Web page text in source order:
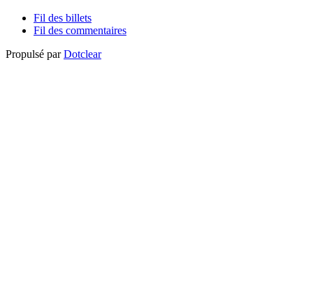
Fil des billets
Fil des commentaires
Propulsé parDotclear